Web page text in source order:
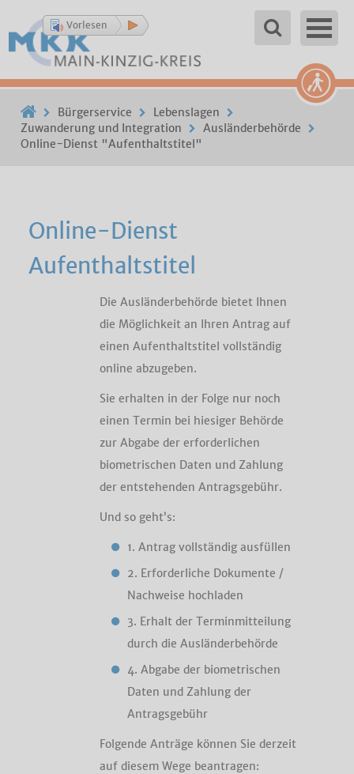
Vorlesen
Bürgerservice
Lebenslagen
Zuwanderung und Integration
Ausländerbehörde
Online-Dienst "Aufenthaltstitel"
Online-Dienst
Aufenthaltstitel
Die Ausländerbehörde bietet Ihnen
die Möglichkeit an Ihren Antrag auf
einen Aufenthaltstitel vollständig
online abzugeben.
Sie erhalten in der Folge nur noch
einen Termin bei hiesiger Behörde
zur Abgabe der erforderlichen
biometrischen Daten und Zahlung
der entstehenden Antragsgebühr.
Und so geht’s:
1. Antrag vollständig ausfüllen
2. Erforderliche Dokumente /
Nachweise hochladen
3. Erhalt der Terminmitteilung
durch die Ausländerbehörde
4. Abgabe der biometrischen
Daten und Zahlung der
Antragsgebühr
Folgende Anträge können Sie derzeit
auf diesem Wege beantragen: